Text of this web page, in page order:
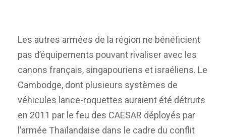
Les autres armées de la région ne bénéficient
pas d’équipements pouvant rivaliser avec les
canons français, singapouriens et israéliens. Le
Cambodge, dont plusieurs systèmes de
véhicules lance-roquettes auraient été détruits
en 2011 par le feu des CAESAR déployés par
l’armée Thaïlandaise dans le cadre du conflit